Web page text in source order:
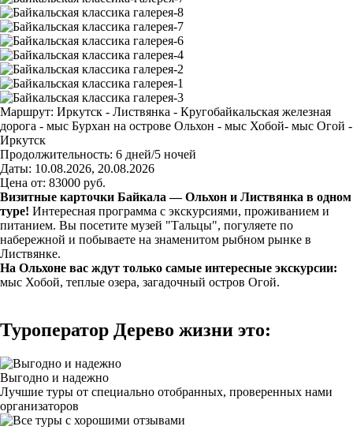
Маршрут: Иркутск - Листвянка - Кругобайкальская железная
дорога - мыс Бурхан на острове Ольхон - мыс Хобой- мыс Огой -
Иркутск
Продолжительность: 6 дней/5 ночей
Даты: 10.08.2026, 20.08.2026
Цена от: 83000 руб.
Визитные карточки Байкала — Ольхон и Листвянка в одном
туре! Интересная программа с экскурсиями, проживанием и
питанием. Вы посетите музей "Тальцы", погуляете по
набережной и побываете на знаменитом рыбном рынке в
Листвянке.
На Ольхоне вас ждут только самые интересные экскурсии:
мыс Хобой, теплые озера, загадочный остров Огой.
Туроператор Дерево жизни это:
Выгодно и надежно
Лучшие туры от специально отобранных, проверенных нами
организаторов